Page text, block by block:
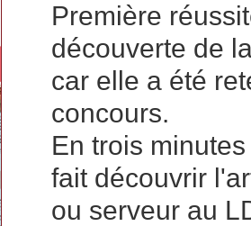
Première
découverte de
car elle a été
concours.
En trois
fait découvrir
ou serveur au